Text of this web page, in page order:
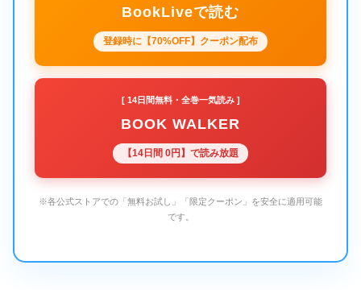
BookLiveで読む
登録時に【70%OFF】クーポン配布
[ 14日間無料・全巻一気読み ]
BOOK WALKER
【14日間 0円】で読み放題
※各公式ストアでの「無料お試し」「限定クーポン」を安全に適用可能
です。